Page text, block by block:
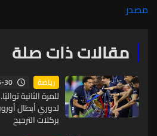
مصدر
مقالات ذات صلة
رياضة 30
للمرة الثانية
لدوري أبطال
بركلات الترجيح